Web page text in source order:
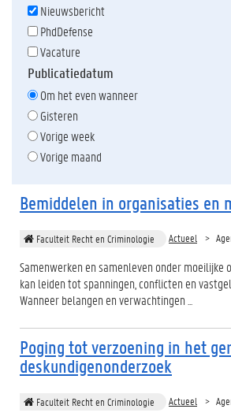
Nieuwsbericht
PhdDefense
Vacature
Publicatiedatum
Om het even wanneer
Gisteren
Vorige week
Vorige maand
Bemiddelen in organisaties en
Faculteit Recht en Criminologie Actueel
Samenwerken en samenleven onder moeilijke
kan leiden tot spanningen, conflicten en
Wanneer belangen en verwachtingen ...
Poging tot verzoening in het
deskundigenonderzoek
Faculteit Recht en Criminologie Actueel